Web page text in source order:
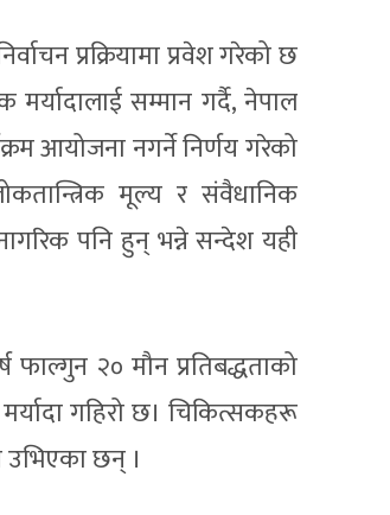
प्रक्रियामा प्रवेश गरेको छ
सम्मान गर्दै, नेपाल
आयोजना नगर्ने निर्णय गरेको
मूल्य र संवैधानिक
पनि हुन् भन्ने सन्देश यही
२० मौन प्रतिबद्धताको
गहिरो छ। चिकित्सकहरू
उभिएका छन् ।